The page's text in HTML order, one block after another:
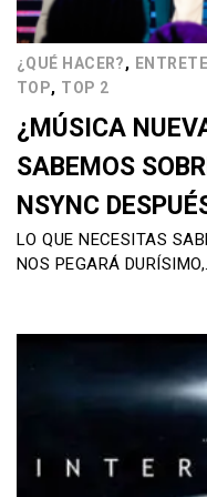
¿QUÉ HACER?,
TOP, TOP 2
¿MÚSICA
SABEMOS
NSYNC
LO QUE NECESITAS
NOS PEGARÁ